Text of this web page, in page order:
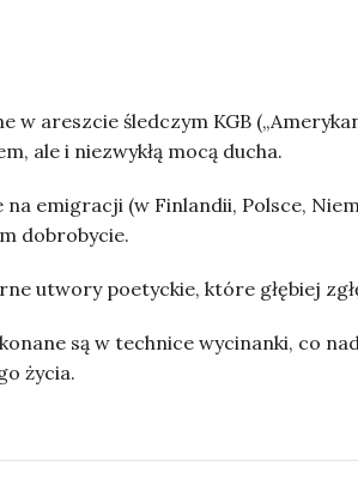
w areszcie śledczym KGB
ale i niezwykłą mocą ducha.
emigracji (w Finlandii, Polsce,
dobrobycie.
utwory poetyckie, które głębiej
są w technice wycinanki, co
życia.